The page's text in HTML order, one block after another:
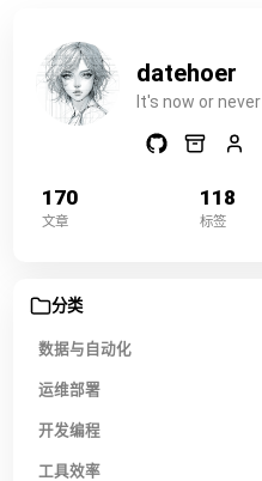
datehoer
It's now or never
170
文章
118
标签
分类
数据与自动化
运维部署
开发编程
工具效率